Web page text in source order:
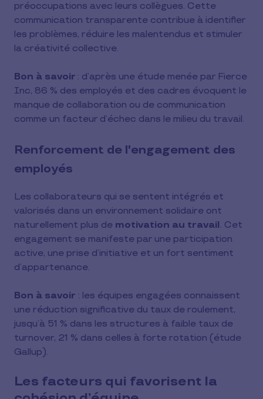
préoccupations avec leurs collègues. Cette
communication transparente contribue à identifier
les problèmes, réduire les malentendus et stimuler
la créativité collective.
Bon à savoir : d’après une étude menée par Fierce
Inc, 86 % des employés et des cadres évoquent le
manque de collaboration ou de communication
comme un facteur d’échec dans le milieu du travail.
Renforcement de l'engagement des
employés
Les collaborateurs qui se sentent intégrés et
valorisés dans un environnement solidaire ont
naturellement plus de motivation au travail. Cet
engagement se manifeste par une participation
active, une prise d’initiative et un fort sentiment
d’appartenance.
Bon à savoir : les équipes engagées connaissent
une réduction significative du taux de roulement,
jusqu’à 51 % dans les structures à faible taux de
turnover, 21 % dans celles à forte rotation (étude
Gallup).
Les facteurs qui favorisent la